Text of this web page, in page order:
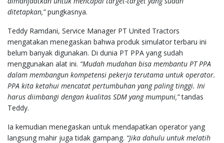
ditetapkan,”pungkasnya.
Teddy Ramdani, Service Manager PT United Tractors
mengatakan menegaskan bahwa produk simulator terbaru ini
belum banyak digunakan. Di dunia PT PPA yang sudah
menggunakan alat ini. “Mudah mudahan bisa membantu PT PPA
dalam membangun kompetensi pekerja terutama untuk operator.
PPA kita ketahui mencatat pertumbuhan yang paling tinggi. Ini
harus diimbangi dengan kualitas SDM yang mumpuni,”tandas
Teddy.
Ia kemudian menegaskan untuk mendapatkan operator yang
langsung mahir juga tidak gampang. “Jika dahulu untuk melatih